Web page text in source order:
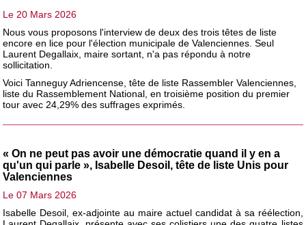
Le 20 Mars 2026
Nous vous proposons l'interview de deux des trois têtes de liste
encore en lice pour l'élection municipale de Valenciennes. Seul
Laurent Degallaix, maire sortant, n'a pas répondu à notre
sollicitation.
Voici Tanneguy Adriencense, tête de liste Rassembler Valenciennes,
liste du Rassemblement National, en troisième position du premier
tour avec 24,29% des suffrages exprimés.
« On ne peut pas avoir une démocratie quand il y en a
qu'un qui parle », Isabelle Desoil, tête de liste Unis pour
Valenciennes
Le 07 Mars 2026
Isabelle Desoil, ex-adjointe au maire actuel candidat à sa réélection,